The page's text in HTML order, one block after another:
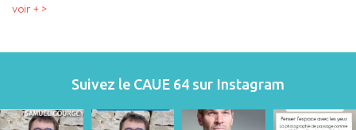
voir + >
Suivez le CAUE 64 sur Instagram